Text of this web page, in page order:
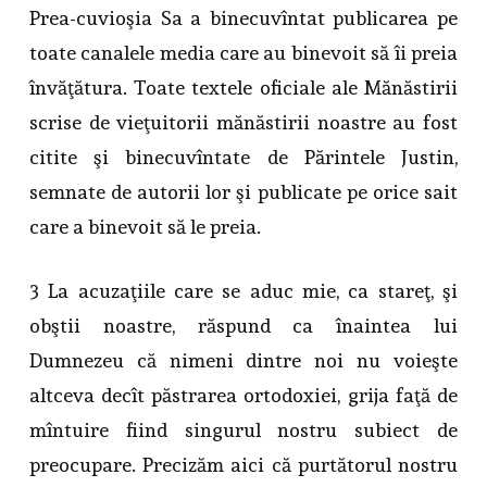
Prea-cuvioşia Sa a binecuvîntat publicarea pe
toate canalele media care au binevoit să îi preia
învăţătura. Toate textele oficiale ale Mănăstirii
scrise de vieţuitorii mănăstirii noastre au fost
citite şi binecuvîntate de Părintele Justin,
semnate de autorii lor şi publicate pe orice sait
care a binevoit să le preia.
3 La acuzaţiile care se aduc mie, ca stareţ, şi
obştii noastre, răspund ca înaintea lui
Dumnezeu că nimeni dintre noi nu voieşte
altceva decît păstrarea ortodoxiei, grija faţă de
mîntuire fiind singurul nostru subiect de
preocupare. Precizăm aici că purtătorul nostru